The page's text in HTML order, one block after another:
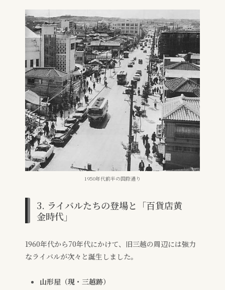
1950年代前半の国際通り
3. ライバルたちの登場と「百貨店黄
金時代」
1960年代から70年代にかけて、旧三越の周辺には強力
なライバルが次々と誕生しました。
山形屋（現・三越跡）